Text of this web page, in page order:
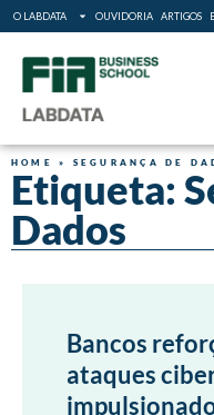
O LABDATA OUVIDORIA ARTIGOS
HOME » SEGURANÇA DE
Etiqueta:
Dados
Bancos
ataques